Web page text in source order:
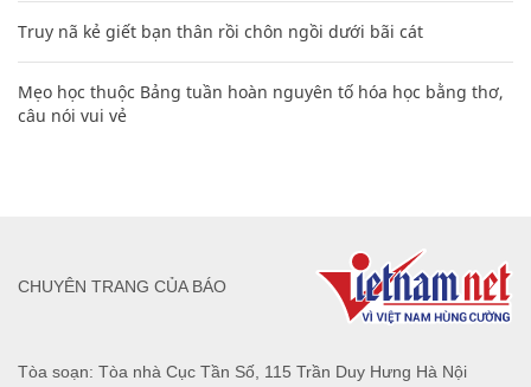
Truy nã kẻ giết bạn thân rồi chôn ngồi dưới bãi cát
Mẹo học thuộc Bảng tuần hoàn nguyên tố hóa học bằng thơ,
câu nói vui vẻ
Tòa soạn: Tòa nhà Cục Tần Số, 115 Trần Duy Hưng Hà Nội
CHUYÊN TRANG CỦA BÁO